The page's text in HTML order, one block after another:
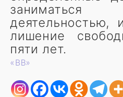
заниматься
деятельностью,
лишение
пяти лет.
«ВВ»